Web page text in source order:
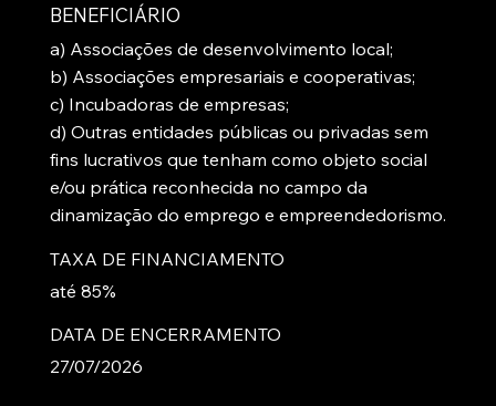
BENEFICIÁRIO
a) Associações de desenvolvimento local;
b) Associações empresariais e cooperativas;
c) Incubadoras de empresas;
d) Outras entidades públicas ou privadas sem
fins lucrativos que tenham como objeto social
e/ou prática reconhecida no campo da
dinamização do emprego e empreendedorismo.
TAXA DE FINANCIAMENTO
até 85%
DATA DE ENCERRAMENTO
27/07/2026